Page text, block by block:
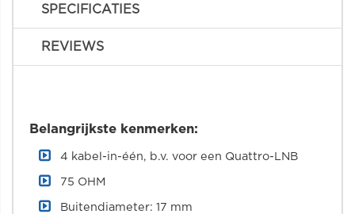
SPECIFICATIES
REVIEWS
Belangrijkste kenmerken:
4 kabel-in-één, b.v. voor een Quattro-LNB
75 OHM
Buitendiameter: 17 mm